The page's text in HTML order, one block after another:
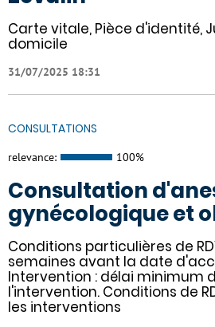
Carte vitale, Pièce d'identité,
domicile
31/07/2025 18:31
CONSULTATIONS
relevance: 100%
Consultation
gynécologique et
Conditions particulières de
semaines avant la date
Intervention : délai minimum
l'intervention. Conditions de
les interventions